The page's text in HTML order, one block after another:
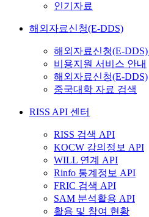
인기자료
해외자료신청(E-DDS)
해외자료신청(E-
비용지원 서비스 안내
해외자료신청(E-DDS)
중국대학 자료 검색
RISS API 센터
RISS 검색 API
KOCW 강의정보 API
WILL 연계 API
Rinfo 통계정보 API
FRIC 검색 API
SAM 분석활용 API
활용 및 참여 현황